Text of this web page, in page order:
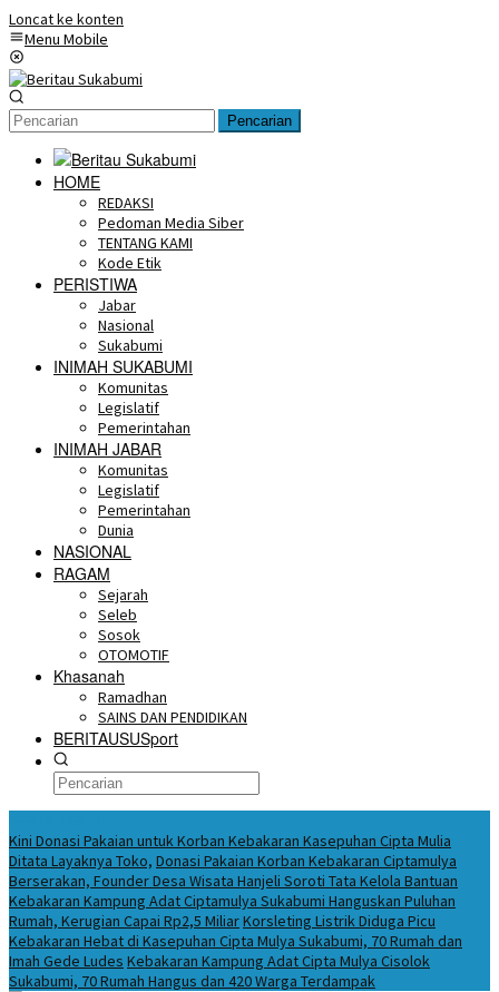
Loncat ke konten
Menu Mobile
Pencarian
HOME
REDAKSI
Pedoman Media Siber
TENTANG KAMI
Kode Etik
PERISTIWA
Jabar
Nasional
Sukabumi
INIMAH SUKABUMI
Komunitas
Legislatif
Pemerintahan
INIMAH JABAR
Komunitas
Legislatif
Pemerintahan
Dunia
NASIONAL
RAGAM
Sejarah
Seleb
Sosok
OTOMOTIF
Khasanah
Ramadhan
SAINS DAN PENDIDIKAN
BERITAUSUSport
Kini Donasi Pakaian untuk Korban Kebakaran Kasepuhan Cipta Mulia
Ditata Layaknya Toko, Donasi Pakaian Korban Kebakaran Ciptamulya
Berserakan, Founder Desa Wisata Hanjeli Soroti Tata Kelola Bantuan
Kebakaran Kampung Adat Ciptamulya Sukabumi Hanguskan Puluhan
Rumah, Kerugian Capai Rp2,5 MiliarKorsleting Listrik Diduga Picu
Kebakaran Hebat di Kasepuhan Cipta Mulya Sukabumi, 70 Rumah dan
Imah Gede Ludes Kebakaran Kampung Adat Cipta Mulya Cisolok
Sukabumi, 70 Rumah Hangus dan 420 Warga Terdampak